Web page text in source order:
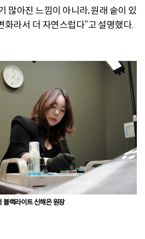
많아진 느낌이 아니라, 원래 숱이 있
화라서 더 자연스럽다”고 설명했다.
블랙라이트 신해은 원장